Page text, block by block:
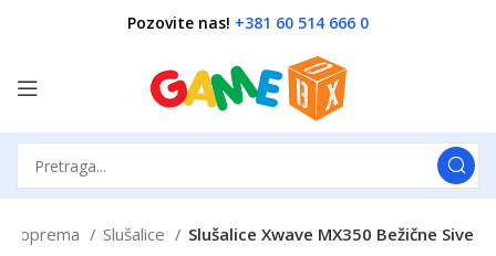
Pozovite nas! +381 60 514 666 0
oprema Slušalice Slušalice Xwave MX350 Bežične Sive